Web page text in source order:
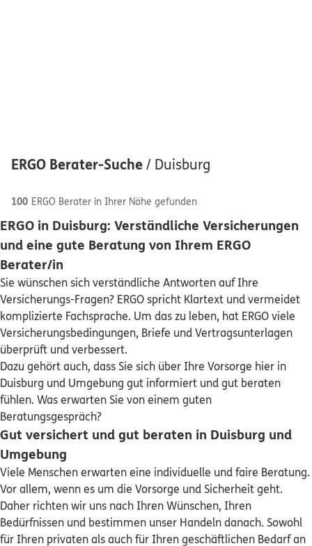
Schaden oder Leistungsfall melden
Bequem online oder telefonisch
Rechnung einreichen
Kontakt
Meine Versicherungen
Sehen Sie auf einen Blick Ihre Versicherungen bei ERGO,
dem ERGO Rechtsschutz und der DKV.
Zum Kundenportal
ERGO Berater-Suche / Duisburg
100 ERGO Berater in Ihrer Nähe gefunden
Thomas Schwarz
Homepage besuchen
ERGO
Michael Adewunmi Ogunbiyi
Karl-Lehr-Str. 188 47057 Duisburg(1.9 km)
Homepage besuchen
DKV
Lars Hölterhoff
Prinz-Albrecht-Str. 1 Duisburg
Homepage besuchen
Dirk Krewet
Koloniestr. 148 , 47057 Duisburg (2.3 km)
Homepage besuchen
ERGO in Duisburg: Verständliche Versicherungen
und eine gute Beratung von Ihrem ERGO
Berater/in
Sie wünschen sich verständliche Antworten auf Ihre
Versicherungs-Fragen? ERGO spricht Klartext und vermeidet
komplizierte Fachsprache. Um das zu leben, hat ERGO viele
Versicherungsbedingungen, Briefe und Vertragsunterlagen
überprüft und verbessert.
Dazu gehört auch, dass Sie sich über Ihre Vorsorge hier in
Duisburg und Umgebung gut informiert und gut beraten
fühlen. Was erwarten Sie von einem guten
Beratungsgespräch?
Gut versichert und gut beraten in Duisburg und
Umgebung
Viele Menschen erwarten eine individuelle und faire Beratung.
Vor allem, wenn es um die Vorsorge und Sicherheit geht.
Daher richten wir uns nach Ihren Wünschen, Ihren
Bedürfnissen und bestimmen unser Handeln danach. Sowohl
für Ihren privaten als auch für Ihren geschäftlichen Bedarf an